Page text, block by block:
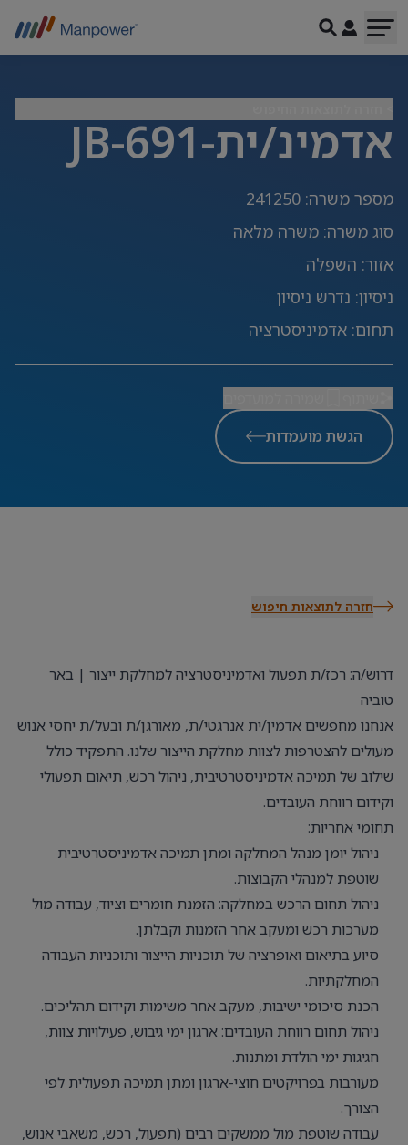
אדמינ/ית-JB-691
מספר משרה:
241250
סוג משרה: משרה מלאה
אזור: השפלה
ניסיון: נדרש ניסיון
תחום: אדמיניסטרציה
הגשת מועמדות
חזרה לתוצאות חיפוש
דרוש/ה: רכז/ת תפעול ואדמיניסטרציה למחלקת ייצור | באר
טוביה
אנחנו מחפשים אדמין/ית אנרגטי/ת, מאורגן/ת ובעל/ת יחסי אנוש
מעולים להצטרפות לצוות מחלקת הייצור שלנו. התפקיד כולל
שילוב של תמיכה אדמיניסטרטיבית, ניהול רכש, תיאום תפעולי
וקידום רווחת העובדים.
תחומי אחריות:
ניהול יומן מנהל המחלקה ומתן תמיכה אדמיניסטרטיבית
שוטפת למנהלי הקבוצות.
ניהול תחום הרכש במחלקה: הזמנת חומרים וציוד, עבודה מול
מערכות רכש ומעקב אחר הזמנות וקבלתן.
סיוע בתיאום ואופרציה של תוכניות הייצור ותוכניות העבודה
המחלקתיות.
הכנת סיכומי ישיבות, מעקב אחר משימות וקידום תהליכים.
ניהול תחום רווחת העובדים: ארגון ימי גיבוש, פעילויות צוות,
חגיגות ימי הולדת ומתנות.
מעורבות בפרויקטים חוצי-ארגון ומתן תמיכה תפעולית לפי
הצורך.
עבודה שוטפת מול ממשקים רבים (תפעול, רכש, משאבי אנוש,